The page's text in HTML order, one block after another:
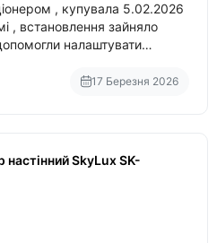
, купувала 5.02.2026
17 Березня 2026
настінний SkyLux SK-